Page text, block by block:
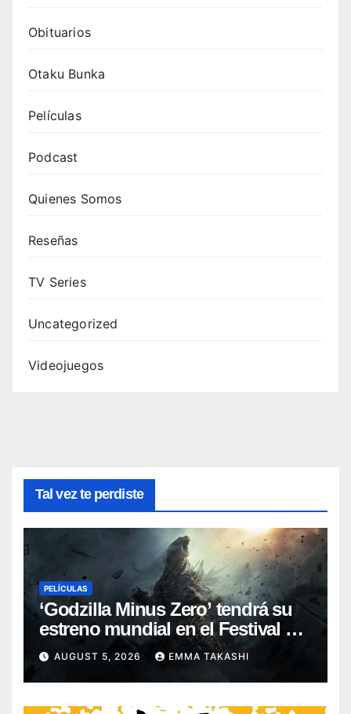
Obituarios
Otaku Bunka
Películas
Podcast
Quienes Somos
Reseñas
TV Series
Uncategorized
Videojuegos
Tal vez te perdiste
PELÍCULAS
‘Godzilla Minus Zero’ tendrá su
estreno mundial en el Festival de
Cine de Nueva York
AUGUST 5, 2026 EMMA TAKASHI